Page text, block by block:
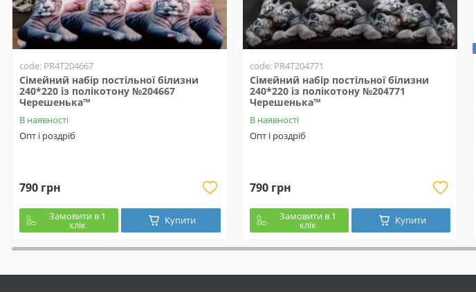
code: PR4T204667
Сімейний набір постільної білизни
240*220 із полікотону №204667
Черешенька™
В наявності
Опт і роздріб
790 грн
Замовити в 1
клік Купити
code: PR4T204771
Сімейний набір постільної білизни
240*220 із полікотону №204771
Черешенька™
В наявності
Опт і роздріб
790 грн
Замовити в 1
клік Купити